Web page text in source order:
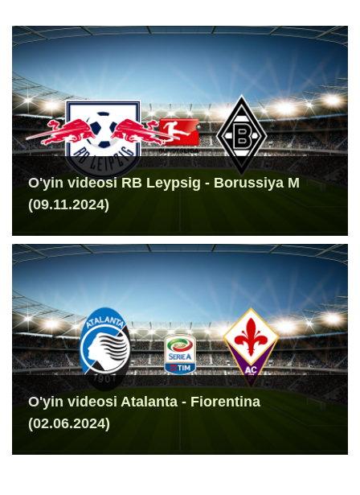
O'yin videosi RB Leypsig - Borussiya M
(09.11.2024)
O'yin videosi Atalanta - Fiorentina
(02.06.2024)